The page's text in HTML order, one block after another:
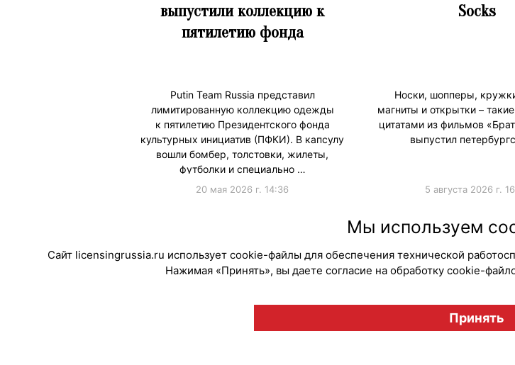
выпустили коллекцию к
пятилетию фонда
Putin Team Russia представил
лимитированную коллекцию одежды
к пятилетию Президентского фонда
культурных инициатив (ПФКИ). В капсулу
вошли бомбер, толстовки, жилеты,
футболки и специально …
20 мая 2026 г. 14:36
Socks
Носки, шопперы,
магниты и открытки –
цитатами из фильмов
выпустил
5 августа 2026 г.
© "Вестник лицензионного рынка",
Мы используем
Сайт licensingrussia.ru использует cookie-файлы для обеспечения технической
Нажимая «Принять», вы даете согласие на обработку cookie-
Принять